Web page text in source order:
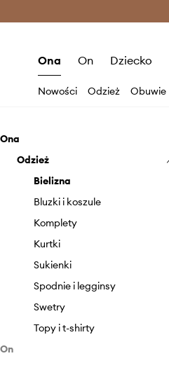
Ona On Dziecko
Nowości Odzież Obuwie
Ona
Odzież
Bielizna
Bluzki i koszule
Komplety
Kurtki
Sukienki
Spodnie i legginsy
Swetry
Topy i t-shirty
On